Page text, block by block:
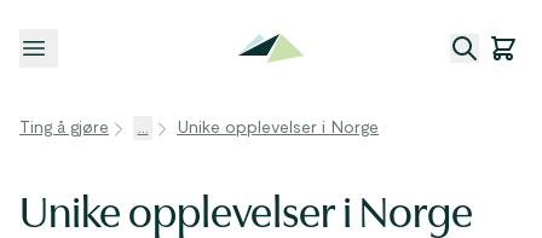
Åpne meny
Ting å gjøre ... Unike opplevelser i Norge
Unike opplevelser i Norge